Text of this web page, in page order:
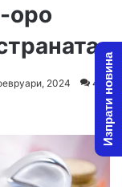
оро
2024 4 Изпрати новина